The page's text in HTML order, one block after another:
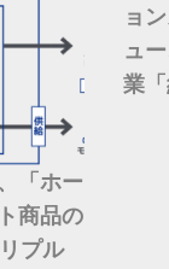
「ホー
商品の
プル
ョ
ュ
業